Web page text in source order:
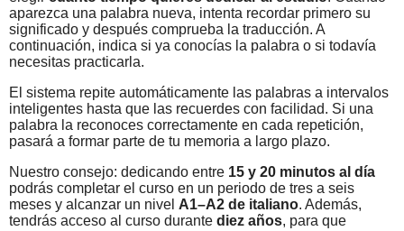
aparezca una palabra nueva, intenta recordar primero su
significado y después comprueba la traducción. A
continuación, indica si ya conocías la palabra o si todavía
necesitas practicarla.
El sistema repite automáticamente las palabras a intervalos
inteligentes hasta que las recuerdes con facilidad. Si una
palabra la reconoces correctamente en cada repetición,
pasará a formar parte de tu memoria a largo plazo.
Nuestro consejo: dedicando entre 15 y 20 minutos al día
podrás completar el curso en un periodo de tres a seis
meses y alcanzar un nivel A1–A2 de italiano. Además,
tendrás acceso al curso durante diez años, para que